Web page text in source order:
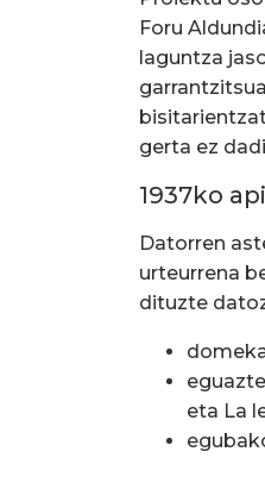
Foru
laguntza
gerta ez
1937ko
Datorren
urteurrena
dituzte
eta La